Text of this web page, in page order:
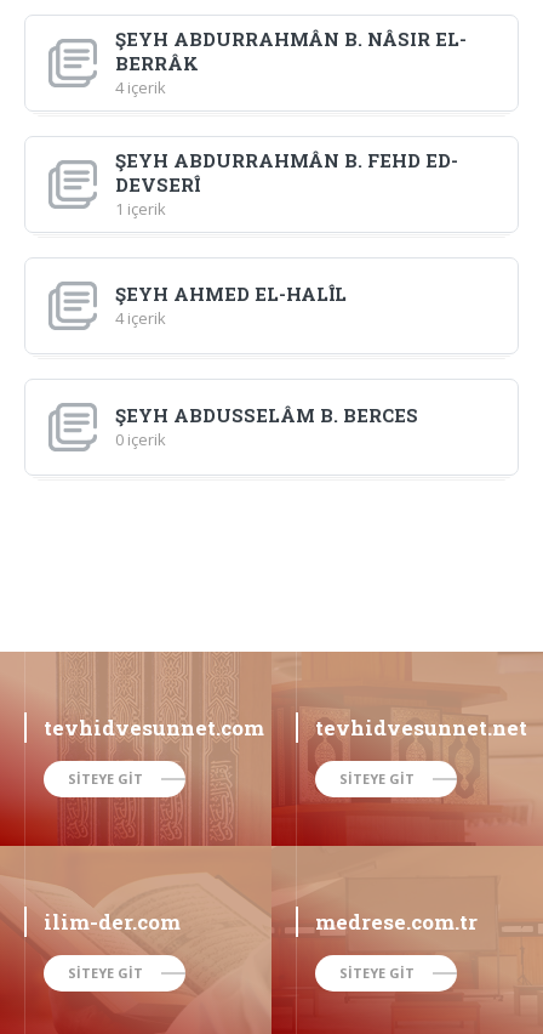
ŞEYH ABDURRAHMÂN B. NÂSIR EL-
BERRÂK
4 içerik
ŞEYH ABDURRAHMÂN B. FEHD ED-
DEVSERÎ
1 içerik
ŞEYH AHMED EL-HALÎL
4 içerik
ŞEYH ABDUSSELÂM B. BERCES
0 içerik
tevhidvesunnet.com
SİTEYE GİT
tevhidvesunnet.net
SİTEYE GİT
ilim-der.com
SİTEYE GİT
medrese.com.tr
SİTEYE GİT